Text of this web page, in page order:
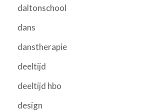
daltonschool
dans
danstherapie
deeltijd
deeltijd hbo
design